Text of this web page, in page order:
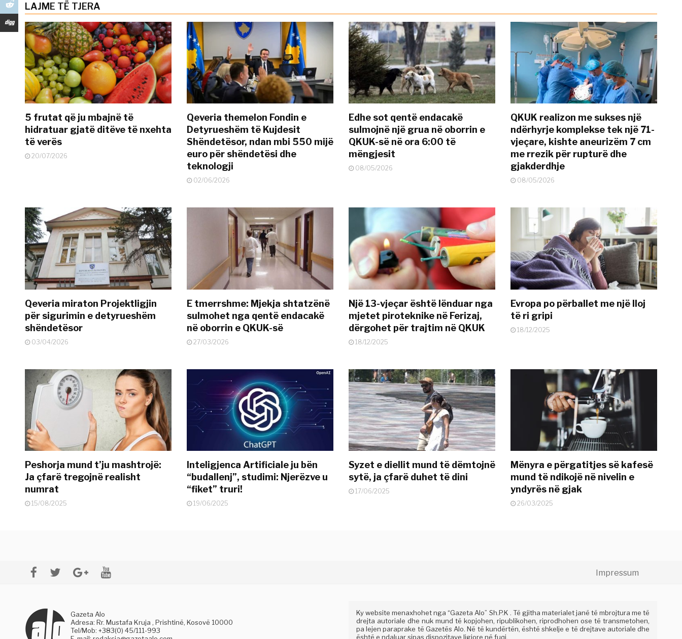
LAJME TË TJERA
5 frutat që ju mbajnë të
hidratuar gjatë ditëve të nxehta
të verës
20/07/2026
Qeveria themelon Fondin e
Detyrueshëm të Kujdesit
Shëndetësor, ndan mbi 550 mijë
euro për shëndetësi dhe
teknologji
02/06/2026
Edhe sot qentë endacakë
sulmojnë një grua në oborrin e
QKUK-së në ora 6:00 të
mëngjesit
08/05/2026
QKUK realizon me sukses një
ndërhyrje komplekse tek një 71-
vjeçare, kishte aneurizëm 7 cm
me rrezik për rupturë dhe
gjakderdhje
08/05/2026
Qeveria miraton Projektligjin
për sigurimin e detyrueshëm
shëndetësor
03/04/2026
E tmerrshme: Mjekja shtatzënë
sulmohet nga qentë endacakë
në oborrin e QKUK-së
27/03/2026
Një 13-vjeçar është lënduar nga
mjetet piroteknike në Ferizaj,
dërgohet për trajtim në QKUK
18/12/2025
Evropa po përballet me një lloj
të ri gripi
18/12/2025
Peshorja mund t’ju mashtrojë:
Ja çfarë tregojnë realisht
numrat
15/08/2025
Inteligjenca Artificiale ju bën
“budallenj”, studimi: Njerëzve u
“fiket” truri!
19/06/2025
Syzet e diellit mund të dëmtojnë
sytë, ja çfarë duhet të dini
17/06/2025
Mënyra e përgatitjes së kafesë
mund të ndikojë në nivelin e
yndyrës në gjak
26/03/2025
Impressum
Gazeta Alo
Adresa: Rr. Mustafa Kruja , Prishtinë, Kosovë 10000
Tel/Mob: +383(0) 45/111-993
Ky website menaxhohet nga “Gazeta Alo” Sh.P.K . Të gjitha materialet janë të mbrojtura me të
drejta autoriale dhe nuk mund të kopjohen, ripublikohen, riprodhohen ose të transmetohen,
pa lejen paraprake të Gazetës Alo. Në të kundërtën, është shkelje e të drejtave autoriale dhe
është e ndaluar sipas dispozitave ligjore në fuqi.